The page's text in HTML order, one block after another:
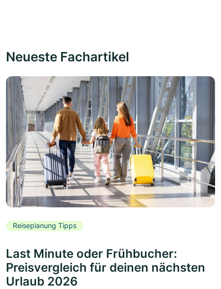
Neueste Fachartikel
Reiseplanung Tipps
Last Minute oder Frühbucher:
Preisvergleich für deinen nächsten
Urlaub 2026